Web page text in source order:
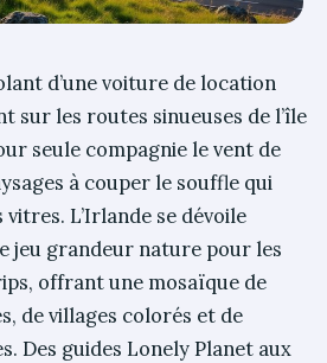
d’une voiture de location
sur les routes sinueuses de l’île
seule compagnie le vent de
à couper le souffle qui
L’Irlande se dévoile
jeu grandeur nature pour les
offrant une mosaïque de
de villages colorés et de
Des guides Lonely Planet aux